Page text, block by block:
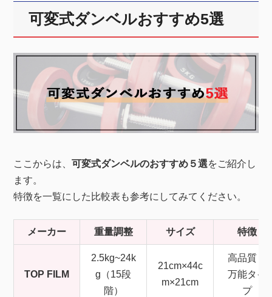
可変式ダンベルおすすめ5選
ここからは、可変式ダンベルのおすすめ５選をご紹介し
ます。
特徴を一覧にした比較表も参考にしてみてください。
メーカー 重量調整 サイズ 特徴
TOP FILM
2.5kg~24k
g（15段
階）
21cm×44c
m×21cm
高品質・
万能タイ
プ